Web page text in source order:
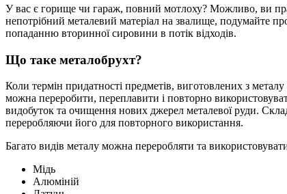
У вас є горище чи гараж, повний мотлоху? Можливо, ви
непотрібний металевий матеріал на звалище, подумайте
попаданню вторинної сировини в потік відходів.
Що таке металобрухт?
Коли термін придатності предметів, виготовлених з
можна переробити, переплавити і повторно
видобуток та очищення нових джерел металевої руди.
переробляючи його для повторного використання.
Багато видів металу можна переробляти та
Мідь
Алюміній